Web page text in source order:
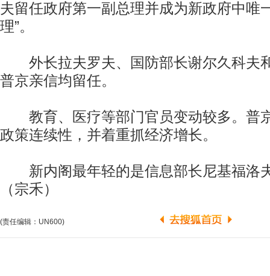
夫留任政府第一副总理并成为新政府中唯
理”。
外长拉夫罗夫、国防部长谢尔久科夫
普京亲信均留任。
教育、医疗等部门官员变动较多。普
政策连续性，并着重抓经济增长。
新内阁最年轻的是信息部长尼基福洛
（宗禾）
(责任编辑：UN600)